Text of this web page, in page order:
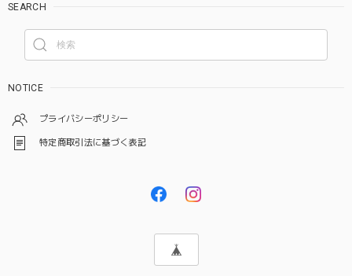
SEARCH
NOTICE
プライバシーポリシー
特定商取引法に基づく表記